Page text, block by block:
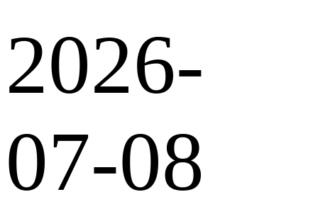
2026-
07-08